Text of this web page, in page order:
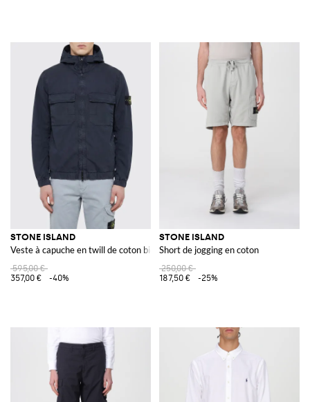
STONE ISLAND
Veste à capuche en twill de coton biologique
595,00 €
357,00 €
-40%
STONE ISLAND
Short de jogging en coton
250,00 €
187,50 €
-25%